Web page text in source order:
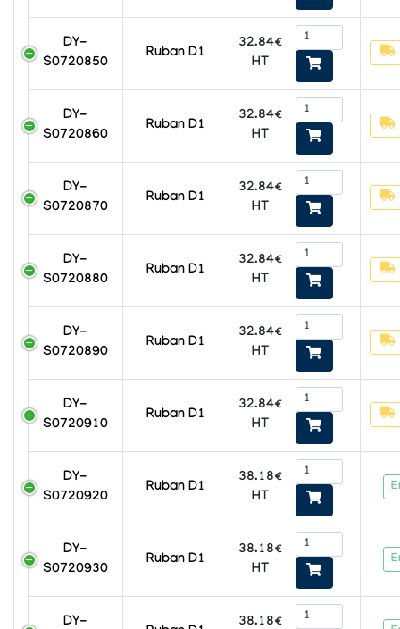
DY-
S0720850
Ruban D1
32.84€
HT
DY-
S0720860
Ruban D1
32.84€
HT
DY-
S0720870
Ruban D1
32.84€
HT
DY-
S0720880
Ruban D1
32.84€
HT
DY-
S0720890
Ruban D1
32.84€
HT
DY-
S0720910
Ruban D1
32.84€
HT
DY-
S0720920
Ruban D1
38.18€
HT
DY-
S0720930
Ruban D1
38.18€
HT
DY-
38.18€